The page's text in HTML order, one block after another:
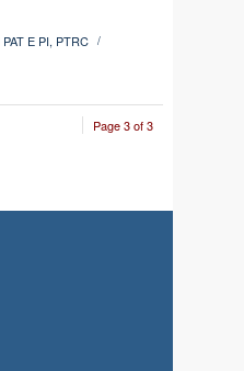
PAT E PI, PTRC /
Page 3 of 3